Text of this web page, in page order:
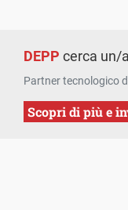
DEPP cerca un/
Partner tecnologico
Scopri di più e